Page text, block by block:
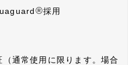
®採用
通常使用に限ります。場合